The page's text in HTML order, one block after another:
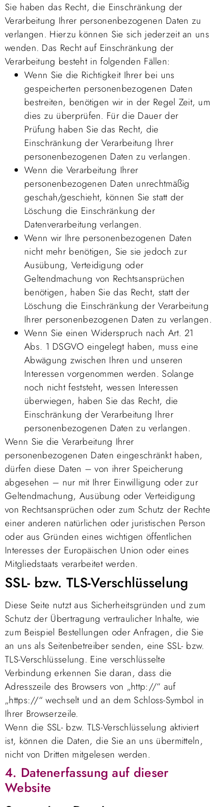
Sie haben das Recht, die Einschränkung der
Verarbeitung Ihrer personenbezogenen Daten zu
verlangen. Hierzu können Sie sich jederzeit an uns
wenden. Das Recht auf Einschränkung der
Verarbeitung besteht in folgenden Fällen:
Wenn Sie die Richtigkeit Ihrer bei uns
gespeicherten personenbezogenen Daten
bestreiten, benötigen wir in der Regel Zeit, um
dies zu überprüfen. Für die Dauer der
Prüfung haben Sie das Recht, die
Einschränkung der Verarbeitung Ihrer
personenbezogenen Daten zu verlangen.
Wenn die Verarbeitung Ihrer
personenbezogenen Daten unrechtmäßig
geschah/geschieht, können Sie statt der
Löschung die Einschränkung der
Datenverarbeitung verlangen.
Wenn wir Ihre personenbezogenen Daten
nicht mehr benötigen, Sie sie jedoch zur
Ausübung, Verteidigung oder
Geltendmachung von Rechtsansprüchen
benötigen, haben Sie das Recht, statt der
Löschung die Einschränkung der Verarbeitung
Ihrer personenbezogenen Daten zu verlangen.
Wenn Sie einen Widerspruch nach Art. 21
Abs. 1 DSGVO eingelegt haben, muss eine
Abwägung zwischen Ihren und unseren
Interessen vorgenommen werden. Solange
noch nicht feststeht, wessen Interessen
überwiegen, haben Sie das Recht, die
Einschränkung der Verarbeitung Ihrer
personenbezogenen Daten zu verlangen.
Wenn Sie die Verarbeitung Ihrer
personenbezogenen Daten eingeschränkt haben,
dürfen diese Daten – von ihrer Speicherung
abgesehen – nur mit Ihrer Einwilligung oder zur
Geltendmachung, Ausübung oder Verteidigung
von Rechtsansprüchen oder zum Schutz der Rechte
einer anderen natürlichen oder juristischen Person
oder aus Gründen eines wichtigen öffentlichen
Interesses der Europäischen Union oder eines
Mitgliedstaats verarbeitet werden.
SSL- bzw. TLS-Verschlüsselung
Diese Seite nutzt aus Sicherheitsgründen und zum
Schutz der Übertragung vertraulicher Inhalte, wie
zum Beispiel Bestellungen oder Anfragen, die Sie
an uns als Seitenbetreiber senden, eine SSL- bzw.
TLS-Verschlüsselung. Eine verschlüsselte
Verbindung erkennen Sie daran, dass die
Adresszeile des Browsers von „http://“ auf
„https://“ wechselt und an dem Schloss-Symbol in
Ihrer Browserzeile.
Wenn die SSL- bzw. TLS-Verschlüsselung aktiviert
ist, können die Daten, die Sie an uns übermitteln,
nicht von Dritten mitgelesen werden.
4. Datenerfassung auf dieser
Website